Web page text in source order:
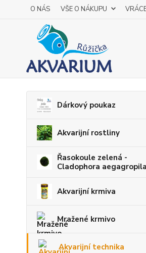
O NÁS VŠE O NÁKUPU
Dárkový poukaz
Akvarijní rostliny
Řasokoule zelená -
Cladophora aegagropila
Akvarijní krmiva
Mražené krmivo
Akvarijní technika